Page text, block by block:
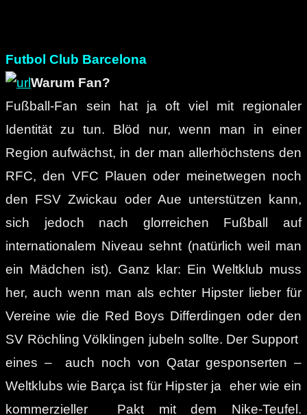
Futbol Club Barcelona
Warum Fan?
Fußball-Fan sein hat ja oft viel mit regionaler
Identität zu tun. Blöd nur, wenn man in einer
Region aufwächst, in der man allerhöchstens den
RFC, den VFC Plauen oder meinetwegen noch
den FSV Zwickau oder Aue unterstützen kann,
sich jedoch nach glorreichen Fußball auf
internationalem Niveau sehnt (natürlich weil man
ein Mädchen ist). Ganz klar: Ein Weltklub muss
her, auch wenn man als echter Hipster lieber für
Vereine wie die Red Boys Differdingen oder den
SV Röchling Völklingen jubeln sollte. Der Support
eines – auch noch von Qatar gesponserten –
Weltklubs wie Barça ist für Hipster ja eher wie ein
kommerzieller Pakt mit dem Nike-Teufel.